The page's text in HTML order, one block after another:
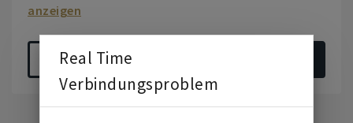
anzeigen
LETZTE MELDUNGEN
Real Time
Verbindungsproblem